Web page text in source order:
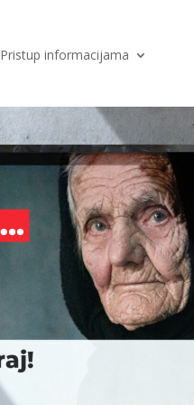
Pristup informacijama